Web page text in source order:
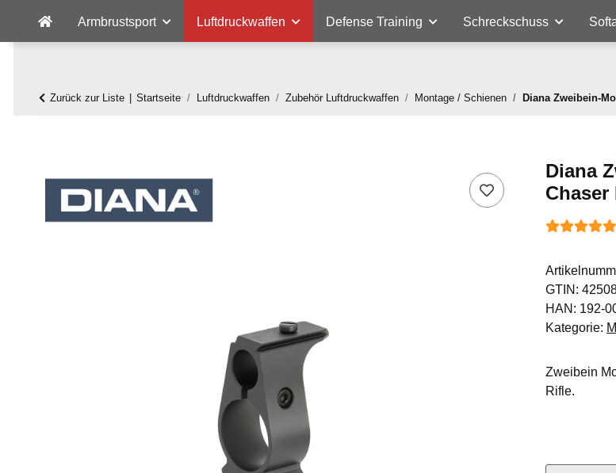
Armbrustsport Luftdruckwaffen Defense Training Schreckschuss
Zurück zur Liste Startseite Luftdruckwaffen Zubehör Luftdruckwaffen Montage / Schienen Diana Zweibein-
Diana
Chaser
GTIN:
HAN: 192-
Kategorie:
Zweibein
Rifle.